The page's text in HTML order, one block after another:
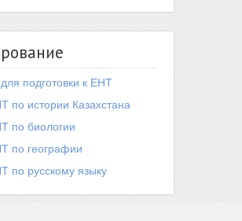
подготовки к ЕНТ
по истории Казахстана
по биологии
по географии
по русскому языку